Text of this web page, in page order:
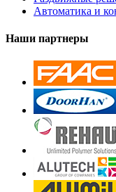
Автоматика и
Наши партнеры